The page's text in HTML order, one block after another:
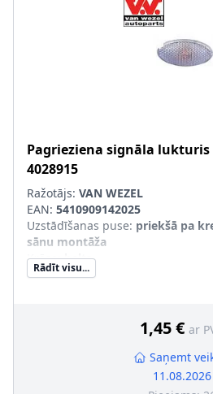
Pagrieziena signāla lukturis
4028915
Ražotājs: VAN WEZEL
EAN: 5410909142025
Uzstādīšanas puse: priekšā pa
sānu montāža
Krāsa:balts
SVHC:Nesatur SVHC vielas!
Rādīt visu...
1,45 € ar
Saņemt
11.08.2026